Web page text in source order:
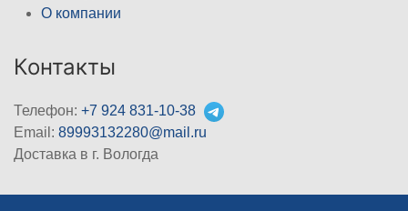
О компании
Контакты
Телефон: +7 924 831-10-38
Email: 89993132280@mail.ru
Доставка в г. Вологда